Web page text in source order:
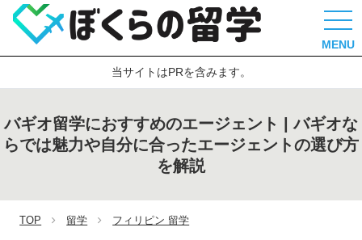
MENU
当サイトはPRを含みます。
バギオ留学におすすめのエージェント | バギオな
らでは魅力や自分に合ったエージェントの選び方
を解説
TOP 留学 フィリピン 留学